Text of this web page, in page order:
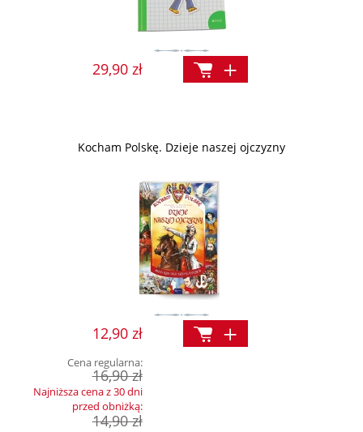
29,90 zł
Kocham Polskę. Dzieje naszej ojczyzny
12,90 zł
Cena regularna:
16,90 zł
Najniższa cena z 30 dni
przed obniżką:
14,90 zł